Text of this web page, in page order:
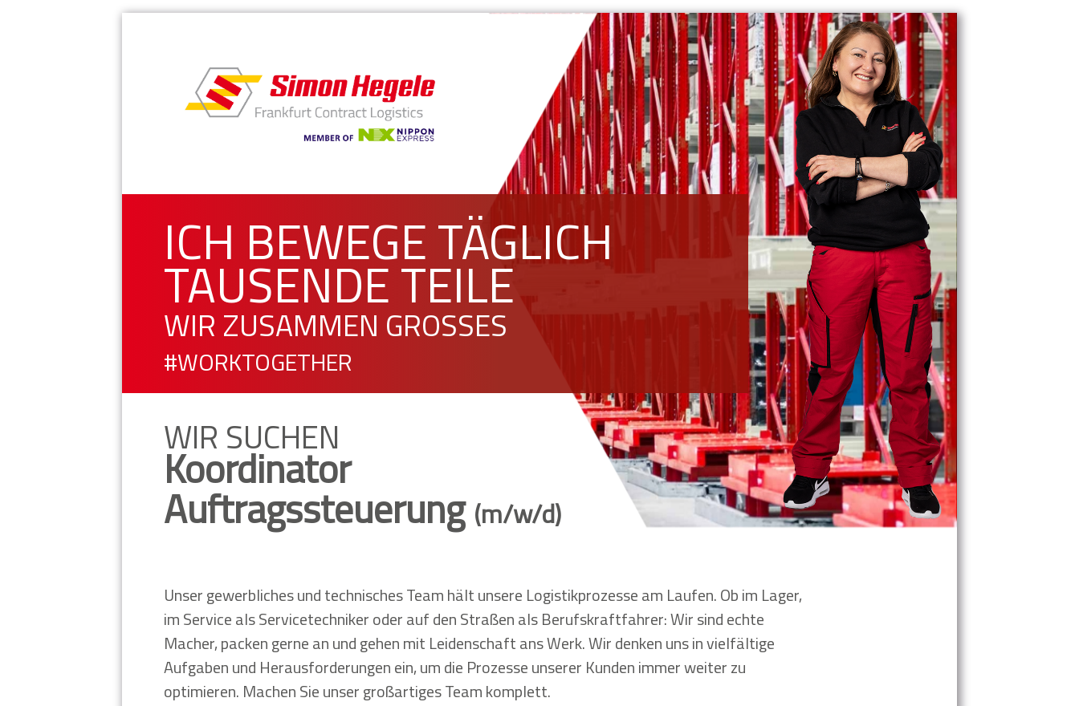
ICH BEWEGE TÄGLICH
TAUSENDE TEILE
WIR ZUSAMMEN GROSSES
#WORKTOGETHER
WIR SUCHEN
Koordinator
Auftragssteuerung (m/w/d)
Unser gewerbliches und technisches Team hält unsere Logistikprozesse am Laufen. Ob im Lager,
im Service als Servicetechniker oder auf den Straßen als Berufskraftfahrer: Wir sind echte
Macher, packen gerne an und gehen mit Leidenschaft ans Werk. Wir denken uns in vielfältige
Aufgaben und Herausforderungen ein, um die Prozesse unserer Kunden immer weiter zu
optimieren. Machen Sie unser großartiges Team komplett.